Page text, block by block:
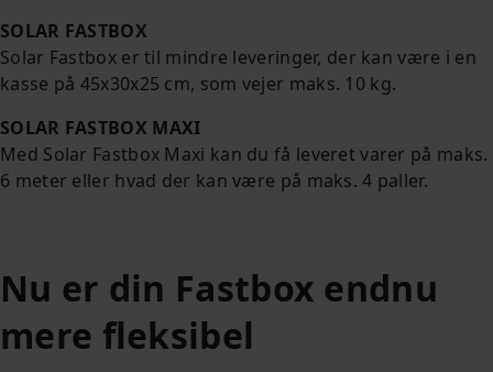
SOLAR FASTBOX
Solar Fastbox er til mindre leveringer, der kan være i en
kasse på 45x30x25 cm, som vejer maks. 10 kg.
SOLAR FASTBOX MAXI
Med Solar Fastbox Maxi kan du få leveret varer på maks.
6 meter eller hvad der kan være på maks. 4 paller.
Nu er din Fastbox endnu
mere fleksibel